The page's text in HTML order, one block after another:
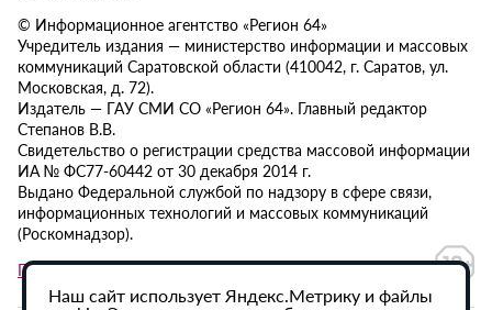
© Информационное агентство «Регион 64»
Учредитель издания — министерство информации и массовых
коммуникаций Саратовской области (410042, г. Саратов, ул.
Московская, д. 72).
Издатель — ГАУ СМИ СО «Регион 64». Главный редактор
Степанов В.В.
Свидетельство о регистрации средства массовой информации
ИА № ФС77-60442 от 30 декабря 2014 г.
Выдано Федеральной службой по надзору в сфере связи,
информационных технологий и массовых коммуникаций
(Роскомнадзор).
Политика в отношении обработки персональных данных
Наш сайт использует Яндекс.Метрику и файлы